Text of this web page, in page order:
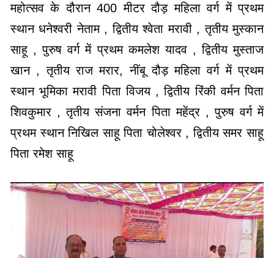
महोत्सव के दौरान 400 मीटर दौड़ महिला वर्ग में प्रथम
स्थान धनेश्वरी नेताम , द्वितीय श्वेता मरावी , तृतीय मुस्कान
साहू , पुरुष वर्ग में प्रथम कमलेश यादव , द्वितीय मुस्ताज
खान , तृतीय राज मरार, नींबू दौड़ महिला वर्ग में प्रथम
स्थान भूमिका मरावी पिता विजय , द्वितीय रिंकी वर्मन पिता
शिवकुमार , तृतीय संजना वर्मन पिता महेंद्र , पुरुष वर्ग में
प्रथम स्थान निखिल साहू पिता चोलेश्वर , द्वितीय समर साहू
पिता रमेश साहू